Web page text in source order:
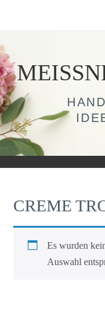
CREME
Es wurden
Auswahl